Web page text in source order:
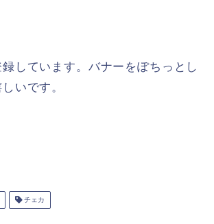
しています。バナーをぽちっとし
いです。
チェカ